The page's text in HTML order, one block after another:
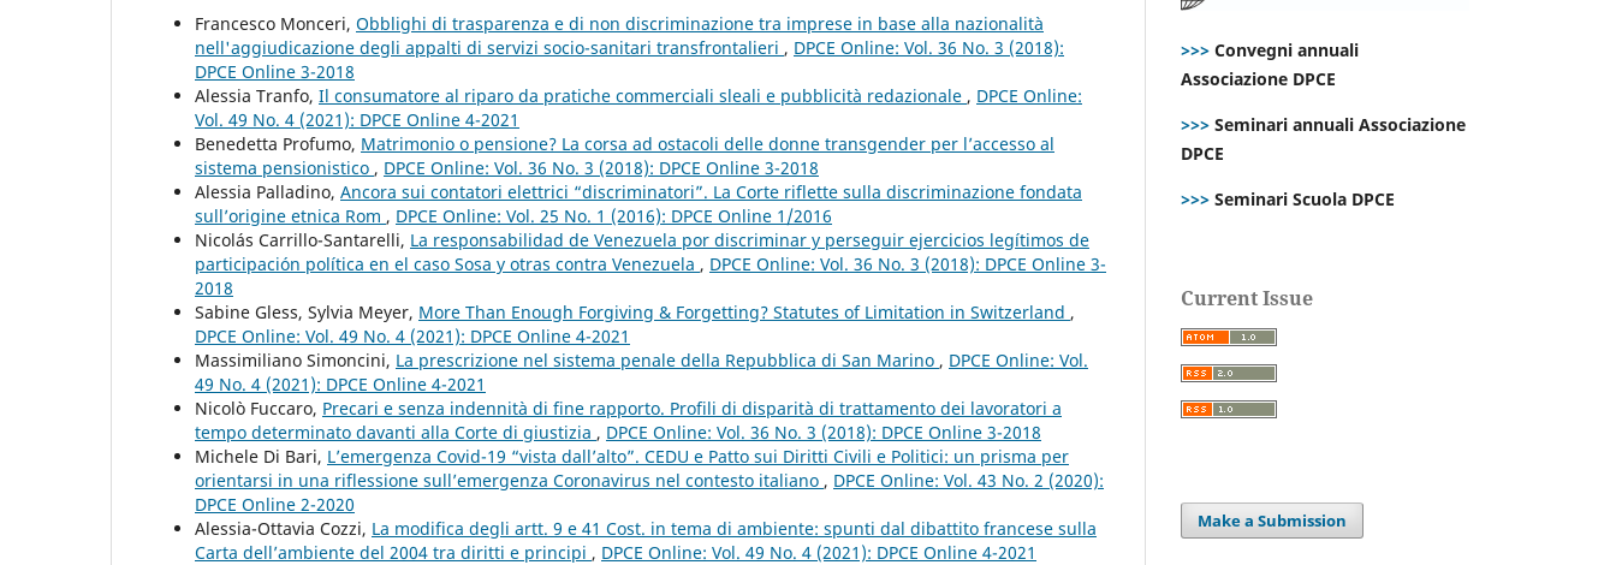
Francesco Monceri, Obblighi di trasparenza e di non discriminazione tra imprese in base alla nazionalità
nell'aggiudicazione degli appalti di servizi socio-sanitari transfrontalieri , DPCE Online: Vol. 36 No. 3 (2018):
DPCE Online 3-2018
Alessia Tranfo, Il consumatore al riparo da pratiche commerciali sleali e pubblicità redazionale , DPCE Online:
Vol. 49 No. 4 (2021): DPCE Online 4-2021
Benedetta Profumo, Matrimonio o pensione? La corsa ad ostacoli delle donne transgender per l’accesso al
sistema pensionistico , DPCE Online: Vol. 36 No. 3 (2018): DPCE Online 3-2018
Alessia Palladino, Ancora sui contatori elettrici “discriminatori”. La Corte riflette sulla discriminazione fondata
sull’origine etnica Rom , DPCE Online: Vol. 25 No. 1 (2016): DPCE Online 1/2016
Nicolás Carrillo-Santarelli, La responsabilidad de Venezuela por discriminar y perseguir ejercicios legítimos de
participación política en el caso Sosa y otras contra Venezuela , DPCE Online: Vol. 36 No. 3 (2018): DPCE Online 3-
2018
Sabine Gless, Sylvia Meyer, More Than Enough Forgiving & Forgetting? Statutes of Limitation in Switzerland ,
DPCE Online: Vol. 49 No. 4 (2021): DPCE Online 4-2021
Massimiliano Simoncini, La prescrizione nel sistema penale della Repubblica di San Marino , DPCE Online: Vol.
49 No. 4 (2021): DPCE Online 4-2021
Nicolò Fuccaro, Precari e senza indennità di fine rapporto. Profili di disparità di trattamento dei lavoratori a
tempo determinato davanti alla Corte di giustizia , DPCE Online: Vol. 36 No. 3 (2018): DPCE Online 3-2018
Michele Di Bari, L’emergenza Covid-19 “vista dall’alto”. CEDU e Patto sui Diritti Civili e Politici: un prisma per
orientarsi in una riflessione sull’emergenza Coronavirus nel contesto italiano , DPCE Online: Vol. 43 No. 2 (2020):
DPCE Online 2-2020
Alessia-Ottavia Cozzi, La modifica degli artt. 9 e 41 Cost. in tema di ambiente: spunti dal dibattito francese sulla
Carta dell’ambiente del 2004 tra diritti e principi , DPCE Online: Vol. 49 No. 4 (2021): DPCE Online 4-2021
>>> Convegni annuali
Associazione DPCE
>>> Seminari annuali Associazione
DPCE
>>> Seminari Scuola DPCE
Current Issue
Make a Submission